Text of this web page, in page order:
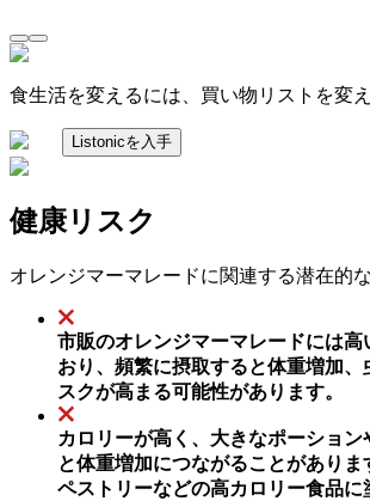
食生活を変えるには、買い物リストを変
Listonicを入手
健康リスク
オレンジマーマレードに関連する潜在的
市販のオレンジマーマレードには高
おり、頻繁に摂取すると体重増加、
スクが高まる可能性があります。
カロリーが高く、大きなポーション
と体重増加につながることがあり
ペストリーなどの高カロリー食品に